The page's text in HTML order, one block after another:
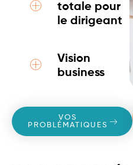
totale pour
le dirigeant
Vision
business
VOS
PROBLÉMATIQUES